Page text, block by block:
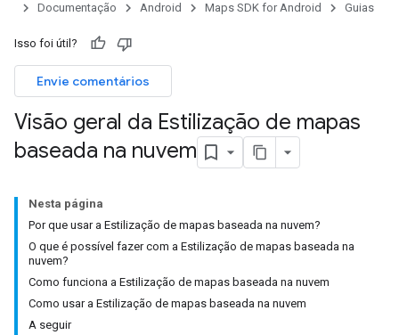
Documentação
Android Maps SDK for Android Guias
Isso foi útil?
Envie comentários
Visão geral da Estilização de mapas
baseada na nuvem
Nesta página
Por que usar a Estilização de mapas baseada na nuvem?
O que é possível fazer com a Estilização de mapas baseada na
nuvem?
Como funciona a Estilização de mapas baseada na nuvem
Como usar a Estilização de mapas baseada na nuvem
A seguir